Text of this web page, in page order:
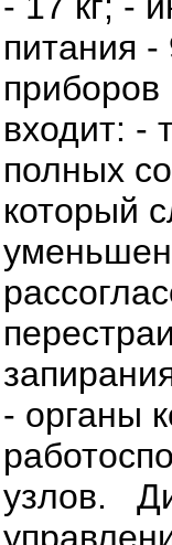
питания
входит: -
полных
который
- органы
узлов.